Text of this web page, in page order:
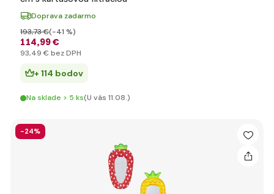
Doprava zadarmo
114,99 €
193,73 €(-41 %)
93,49 € bez DPH
+ 114 bodov
Na sklade > 5 ks(U vás 11.08.)
-24%